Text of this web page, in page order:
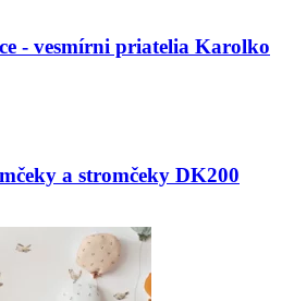
- vesmírni priatelia Karolko
a stromčeky DK200